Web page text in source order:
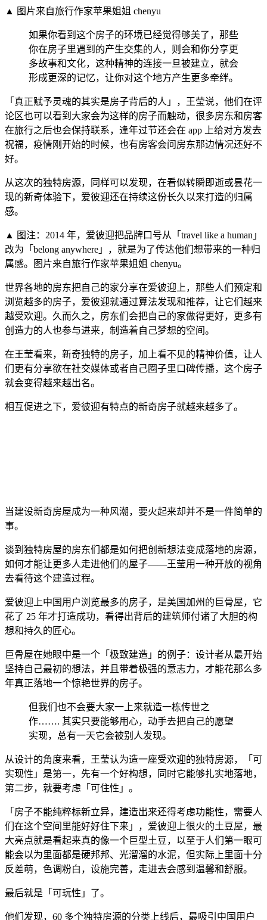
▲ 图片来自旅行作家苹果姐姐 chenyu
如果你看到这个房子的环境已经觉得够美了，那些
你在房子里遇到的产生交集的人，则会和你分享更
多故事和文化，这种精神的连接一旦被建立，就会
形成更深的记忆，让你对这个地方产生更多牵绊。
「真正赋予灵魂的其实是房子背后的人」，王莹说，他们在评
论区也可以看到大家会为这样的房子而触动，很多房东和房客
在旅行之后也会保持联系，逢年过节还会在 app 上给对方发去
祝福，疫情刚开始的时候，也有房客会问房东那边情况还好不
好。
从这次的独特房源，同样可以发现，在看似转瞬即逝或昙花一
现的新奇体验下，爱彼迎还在持续这份长久以来打造的归属
感。
▲ 图注：2014 年，爱彼迎把品牌口号从「travel like a human」
改为「belong anywhere」，就是为了传达他们想带来的一种归
属感。图片来自旅行作家苹果姐姐 chenyu。
世界各地的房东把自己的家分享在爱彼迎上，那些人们预定和
浏览越多的房子，爱彼迎就通过算法发现和推荐，让它们越来
越受欢迎。久而久之，房东们会把自己的家做得更好，更多有
创造力的人也参与进来，制造着自己梦想的空间。
在王莹看来，新奇独特的房子，加上看不见的精神价值，让人
们更有分享欲在社交媒体或者自己圈子里口碑传播，这个房子
就会变得越来越出名。
相互促进之下，爱彼迎有特点的新奇房子就越来越多了。
当建设新奇房屋成为一种风潮，要火起来却并不是一件简单的
事。
谈到独特房屋的房东们都是如何把创新想法变成落地的房源，
如何才能让更多人走进他们的屋子——王莹用一种开放的视角
去看待这个建造过程。
爱彼迎上中国用户浏览最多的房子，是美国加州的巨骨屋，它
花了 25 年才打造成功，看得出背后的建筑师付诸了大胆的构
想和持久的匠心。
巨骨屋在她眼中是一个「极致建造」的例子：设计者从最开始
坚持自己最初的想法，并且带着极强的意志力，才能花那么多
年真正落地一个惊艳世界的房子。
但我们也不会要大家一上来就造一栋传世之
作……. 其实只要能够用心，动手去把自己的愿望
实现，总有一天它会被别人发现。
从设计的角度来看，王莹认为造一座受欢迎的独特房源，「可
实现性」是第一，先有一个好构想，同时它能够扎实地落地，
第二步，就要考虑「可住性」。
「房子不能纯粹标新立异，建造出来还得考虑功能性，需要人
们在这个空间里能好好住下来」，爱彼迎上很火的土豆屋，最
大亮点就是看起来真的像一个巨型土豆，以至于人们第一眼可
能会以为里面都是硬邦邦、光溜溜的水泥，但实际上里面十分
反差萌，色调粉白，设施完善，走进去会感到温馨和舒服。
最后就是「可玩性」了。
他们发现，60 多个独特房源的分类上线后，最吸引中国用户